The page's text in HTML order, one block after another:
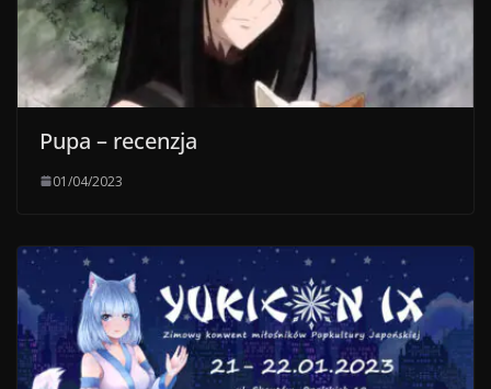
Pupa – recenzja
01/04/2023